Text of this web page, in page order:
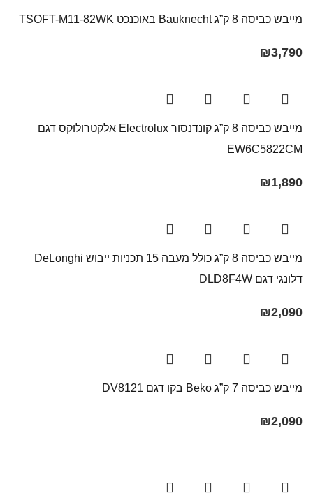
מייבש כביסה 8 ק”ג Bauknecht באוכנכט TSOFT-M11-82WK
₪3,790
מייבש כביסה 8 ק”ג קונדנסור Electrolux אלקטרולוקס דגם
EW6C5822CM
₪1,890
מייבש כביסה 8 ק”ג כולל מעבה 15 תכניות ייבוש DeLonghi
דלונגי דגם DLD8F4W
₪2,090
מייבש כביסה 7 ק”ג Beko בקו ‏דגם DV8121
₪2,090